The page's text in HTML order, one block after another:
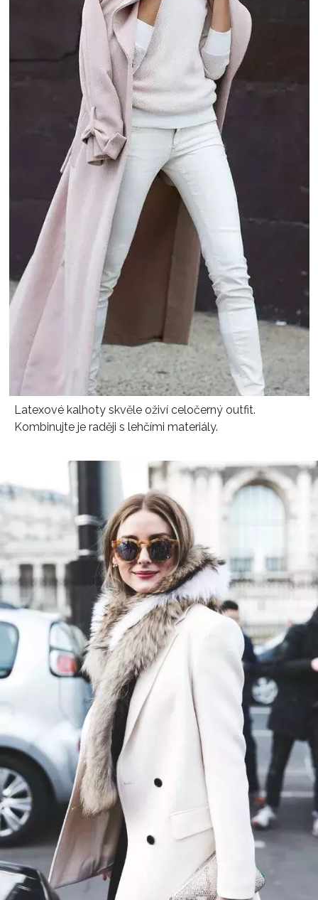
Latexové kalhoty skvěle oživí celočerný outfit.
Kombinujte je raději s lehčími materiály.